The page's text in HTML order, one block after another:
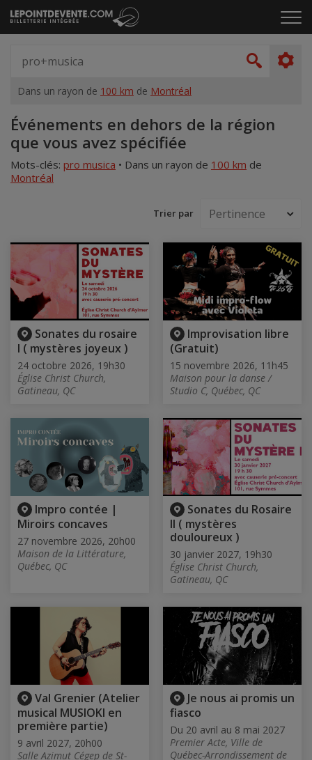
Passer
au
le
artiste,
lieu...
Dans un rayon de 100 km de Montréal
Accueil
Événements en dehors de la région
que vous avez spécifiée
Mots-clés: pro musica • Dans un rayon de 100 km de
Montréal
Trier par
Sonates du rosaire
I ( mystères joyeux )
24 octobre 2026, 19h30
Église Christ Church,
Gatineau, QC
Improvisation libre
(Gratuit)
15 novembre 2026, 11h45
Maison pour la danse /
Studio C, Québec, QC
Impro contée |
Miroirs concaves
27 novembre 2026, 20h00
Maison de la Littérature,
Québec, QC
Sonates du Rosaire
II ( mystères
douloureux )
30 janvier 2027, 19h30
Église Christ Church,
Gatineau, QC
Val Grenier (Atelier
musical MUSIOKI en
première partie)
9 avril 2027, 20h00
Salle Azimut Cégep de St-
Je nous ai promis un
fiasco
Du 20 avril au 8 mai 2027
Premier Acte, Ville de
Québec-Arrondissement de